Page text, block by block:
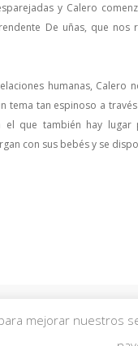
y Calero
De uñas, que nos
humanas,
tema tan espinoso a
el que también hay
con sus bebés y se
JMgalería. Todos los
mejorar nuestros